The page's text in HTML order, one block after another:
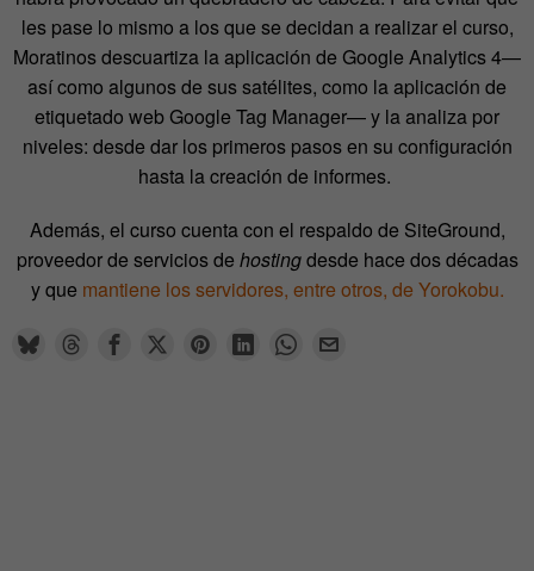
les pase lo mismo a los que se decidan a realizar el curso,
Moratinos descuartiza la aplicación de Google Analytics 4—
así como algunos de sus satélites, como la aplicación de
etiquetado web Google Tag Manager— y la analiza por
niveles: desde dar los primeros pasos en su configuración
hasta la creación de informes.
Además, el curso cuenta con el respaldo de SiteGround,
proveedor de servicios de hostingdesde hace dos décadas
y que mantiene los servidores, entre otros, de Yorokobu.